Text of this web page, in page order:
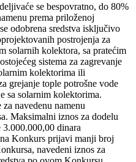
se bespovratno, do 80%
prema priloženoj
odobrena sredstva isključivo
postrojenja za
solarnih kolektora, sa pratećim
sistema za zagrevanje
kolektorima ili
grejanje tople potrošne vode
sa solarnim kolektorima.
navedenu namenu
Maksimalni iznos za dodelu
dinara
Konkurs prijavi manji broj
navedeni iznos za